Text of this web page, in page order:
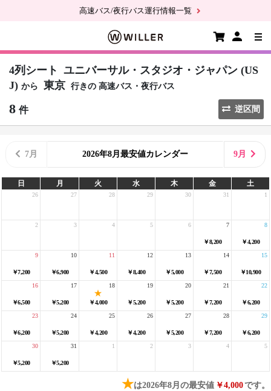
高速バス/夜行バス運行情報一覧
4列シート ユニバーサル・スタジオ・ジャパン (US
J) から 東京 行きの 高速バス・夜行バス
8 件 逆区間
7月 2026年8月最安値カレンダー 9月
日 月 火 水 木 金 土
26 27 28 29 30 31 1
2 3 4 5 6
￥8,200
7
￥4,200
8
￥7,200
9
￥6,900
10
￥4,500
11
￥8,400
12
￥5,000
13
￥7,500
14
￥10,900
15
￥6,500
16
￥5,200
17
￥4,000
18
￥5,200
19
￥5,200
20
￥7,200
21
￥6,200
22
￥6,200
23
￥5,200
24
￥4,200
25
￥4,200
26
￥5,200
27
￥7,200
28
￥6,200
29
￥5,200
30
￥5,200
31 1 2 3 4 5
★は2026年8月の最安値 ￥4,000です。